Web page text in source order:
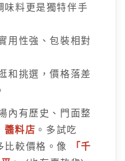
味料更是獨特伴手
用性強、包裝相對
和挑選，價格落差
內有歷史、門面整
醬料店 。多試吃
比較價格。像
「千